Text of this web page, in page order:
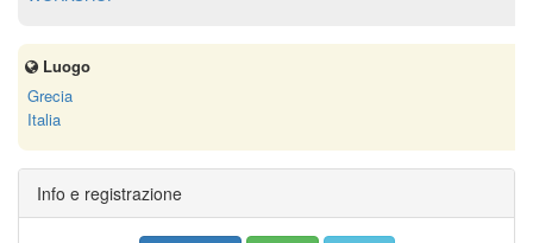
Luogo
Grecia
Italia
Info e registrazione